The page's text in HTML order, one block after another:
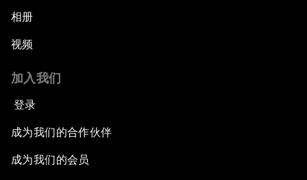
相册
视频
加入我们
登录
成为我们的合作伙伴
成为我们的会员